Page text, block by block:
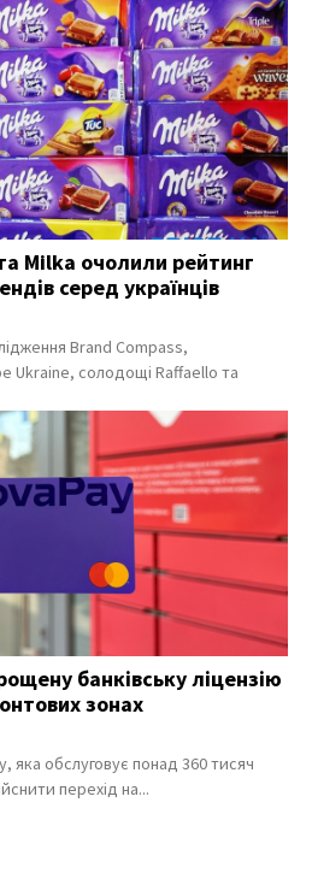
Milka очолили рейтинг
серед українців
Brand Compass,
Ukraine, солодощі Raffaello та
банківську ліцензію
зонах
яка обслуговує понад 360 тисяч
перехід на...